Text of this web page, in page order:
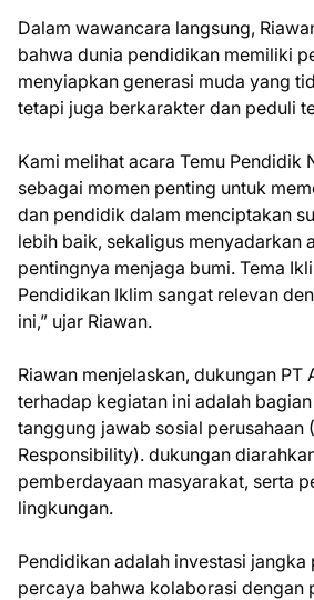
Dalam wawancara langsung,
bahwa dunia pendidikan memiliki
menyiapkan generasi muda yang
tetapi juga berkarakter dan peduli
Kami melihat acara Temu Pendidik
sebagai momen penting untuk
dan pendidik dalam menciptakan
lebih baik, sekaligus menyadarkan
pentingnya menjaga bumi. Tema
Pendidikan Iklim sangat relevan
ini,” ujar Riawan.
Riawan menjelaskan, dukungan PT
terhadap kegiatan ini adalah
tanggung jawab sosial perusahaan
Responsibility). dukungan
pemberdayaan masyarakat, serta
lingkungan.
Pendidikan adalah investasi jangka
percaya bahwa kolaborasi dengan